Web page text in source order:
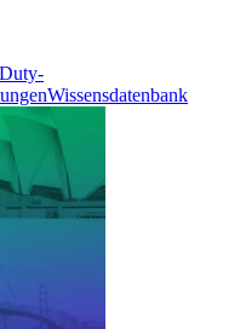
Wissensdatenbank